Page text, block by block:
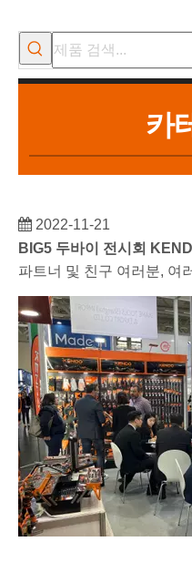
카
2022-11-21
BIG5 두바이 전시회
파트너 및 친구 여러분, 여